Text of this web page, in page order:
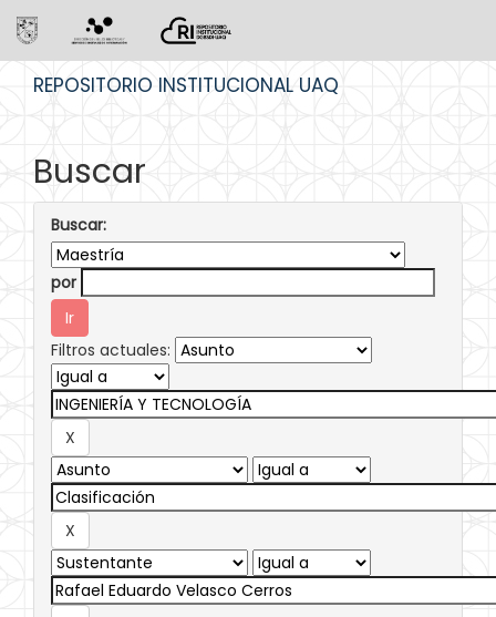
REPOSITORIO INSTITUCIONAL UAQ
Buscar
Buscar:
por
Filtros actuales: